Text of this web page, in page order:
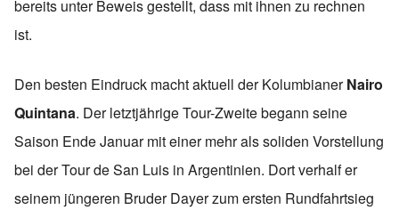
bereits unter Beweis gestellt, dass mit ihnen zu rechnen
ist.
Den besten Eindruck macht aktuell der KolumbianerNairo
Quintana. Der letztjährige Tour-Zweite begann seine
Saison Ende Januar mit einer mehr als soliden Vorstellung
bei der Tour de San Luis in Argentinien. Dort verhalf er
seinem jüngeren Bruder Dayer zum ersten Rundfahrtsieg